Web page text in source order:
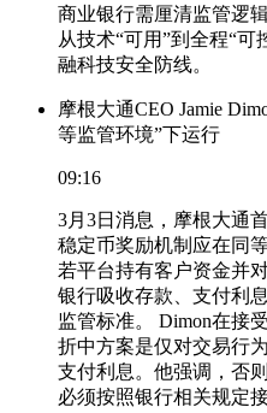
商业银行需厘清监管逻
从技术“可用”到全程“
融科技安全防线。
摩根大通CEO Jamie
等监管环境”下运行
09:16
3月3日消息，摩根大通
稳定币奖励机制应在同
若平台持有客户资金并
银行吸收存款、支付利
监管标准。 Dimon在接
折中方案是仅对交易行
支付利息。他强调，否
必须按照银行相关规定接